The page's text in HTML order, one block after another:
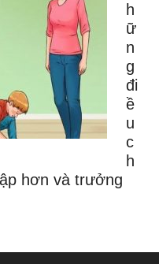
h
ữ
n
g
đi
ề
u
c
h
hơn và trưởng